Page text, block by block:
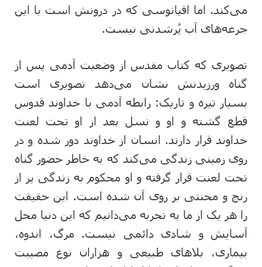
می‌کند. اما اقیانوسی که در درونش است با این
جرعه‌های آب پُرشدنی نیست.
تصویری که کتاب مقدس از وضعیت آدمی پس از
گناه ورزیدنش نشان می‌دهد تصویری است
بسیار تیره و تاریک: رابطه آدمی با خداوند قدوس
قطع گشته و او و نسل بعد از او تحت لعنت
خداوند قرار دارند. انسان از خداوند دور شده و در
روی زمینی زندگی می‌کند که به خاطر حضور گناه
تحت لعنت قرار گرفته و او محکوم به زندگی پر از
رنج و محنتی بر روی آن شده است. این حقیقت
را هر یک از ما به تجربه می‌دانیم که این دنیا محل
آسایش و شادی دائمی نیست. مرگ، اندوه،
بیماری، بلاهای طبیعی و هزاران نوع مصیبت